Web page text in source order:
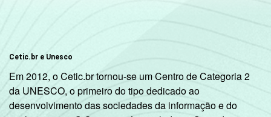
Cetic.br e Unesco
Em 2012, o Cetic.br tornou-se um Centro de Categoria 2
da UNESCO, o primeiro do tipo dedicado ao
desenvolvimento das sociedades da informação e do